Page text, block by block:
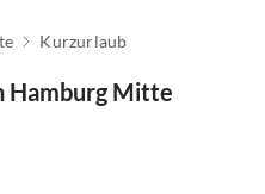
Kurzurlaub
Hamburg Mitte